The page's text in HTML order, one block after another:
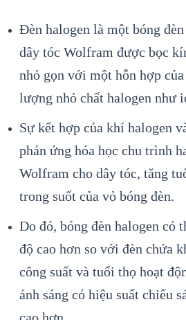
Đèn halogen là một bóng
dây tóc Wolfram được bọc
nhỏ gọn với một hỗn hợp
lượng nhỏ chất halogen như
Sự kết hợp của khí halogen
phản ứng hóa học chu trình
Wolfram cho dây tóc, tăng
trong suốt của vỏ bóng đèn.
Do đó, bóng đèn halogen có
độ cao hơn so với đèn chứa
công suất và tuổi thọ hoạt
ánh sáng có hiệu suất chiếu